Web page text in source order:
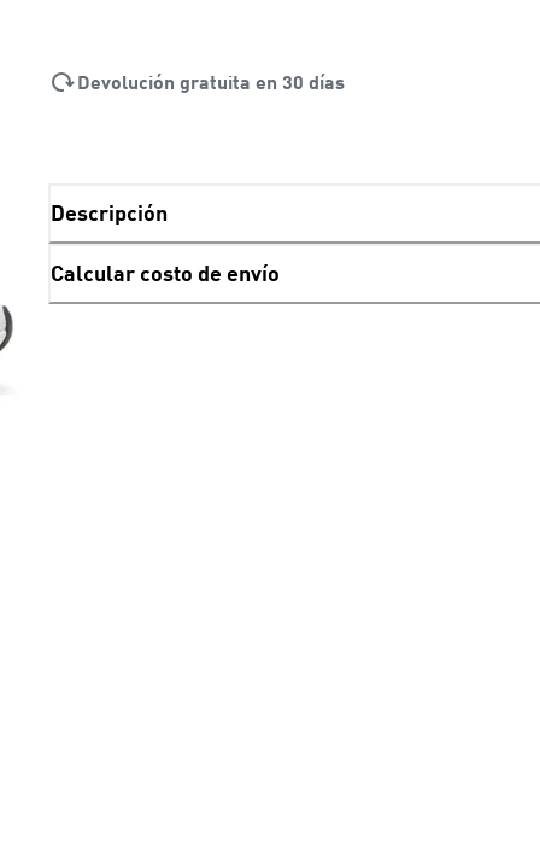
Devolución gratuita en 30 días
Descripción
Calcular costo de envío